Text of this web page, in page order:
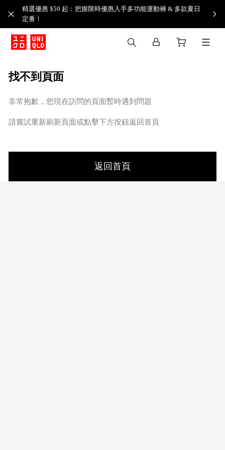
精選優惠 $59 起：把握限時優惠入手多功能運動褲 & 多款夏日
定番！​
找不到頁面
非常抱歉，您現在訪問的頁面暫時遇到問題
請嘗試重新刷新頁面或點擊下方按鈕返回首頁
返回首頁